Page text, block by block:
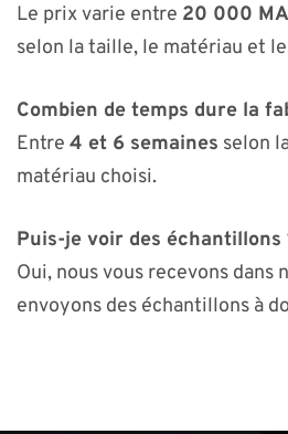
Le prix varie entre 20 000
selon la taille, le matériau et
Combien de temps dure la
Entre 4 et 6 semaines selon
matériau choisi.
Puis-je voir des échantillons
Oui, nous vous recevons dans
envoyons des échantillons à